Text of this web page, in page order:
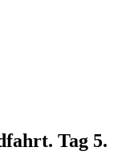
Tag 5.